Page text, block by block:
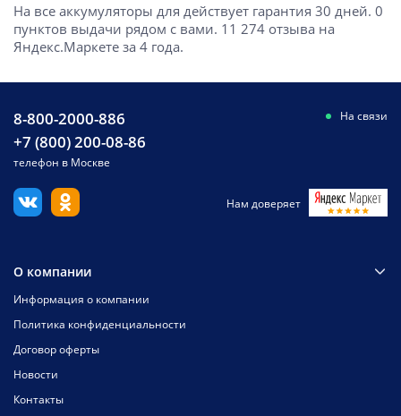
На все аккумуляторы для действует гарантия 30 дней. 0
пунктов выдачи рядом с вами. 11 274 отзыва на
Яндекс.Маркете за 4 года.
8-800-2000-886
+7 (800) 200-08-86
телефон в Москве
На связи
Нам доверяет
О компании
Информация о компании
Политика конфиденциальности
Договор оферты
Новости
Контакты